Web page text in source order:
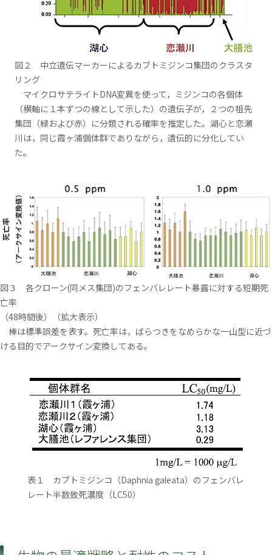
図２ 中立遺伝マーカーによるカブトミジンコ集団のクラスタ
リング
マイクロサテライトDNA変異を使って，ミジンコの各個体
（横軸に１本ずつの線として示した）の遺伝子が，２つの祖先
集団（緑および赤）に分類される確率を推定した。湖心と恋瀬
川は，同じ霞ヶ浦個体群でありながら，遺伝的に分化してい
た。
図３ 各クローン(同メス集団)のフェンバレレート暴露に対する短期死
亡率
（48時間後）（拡大表示）
棒は標準誤差を表す。死亡率は，ばらつきをなめらかな一山型に近づ
ける目的でアークサイン変換してある。
表１ カブトミジンコ（Daphnia galeata）のフェンバレ
レート半数致死濃度（LC50）